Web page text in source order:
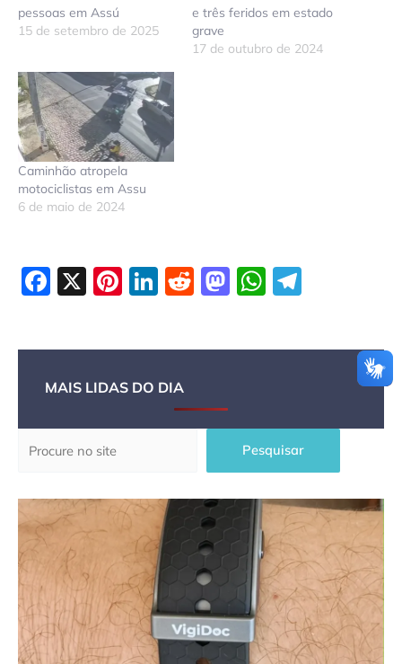
pessoas em Assú
15 de setembro de 2025
e três feridos em estado
grave
17 de outubro de 2024
Caminhão atropela
motociclistas em Assu
6 de maio de 2024
Facebook
X Pinterest
LinkedIn
Reddit
Mastodon
MAIS LIDAS DO DIA
Pesquisar